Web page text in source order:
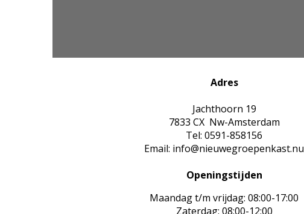
Adres
Jachthoorn 19
7833 CX Nw-Amsterdam
Tel: 0591-858156
Email: info@nieuwegroepenkast.nu
Openingstijden
Maandag t/m vrijdag: 08:00-17:00
Zaterdag: 08:00-12:00